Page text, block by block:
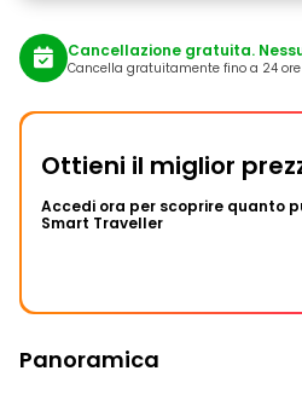
Cancellazione gratuita.
Cancella gratuitamente fino a 24
Ottieni il miglior
Accedi ora per scoprire quanto
Smart Traveller
Panoramica